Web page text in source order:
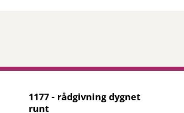
1177 - rådgivning dygnet
runt